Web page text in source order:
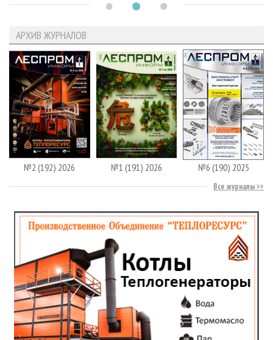
АРХИВ ЖУРНАЛОВ
№2 (192) 2026 №1 (191) 2026 №6 (190) 2025
Все журналы